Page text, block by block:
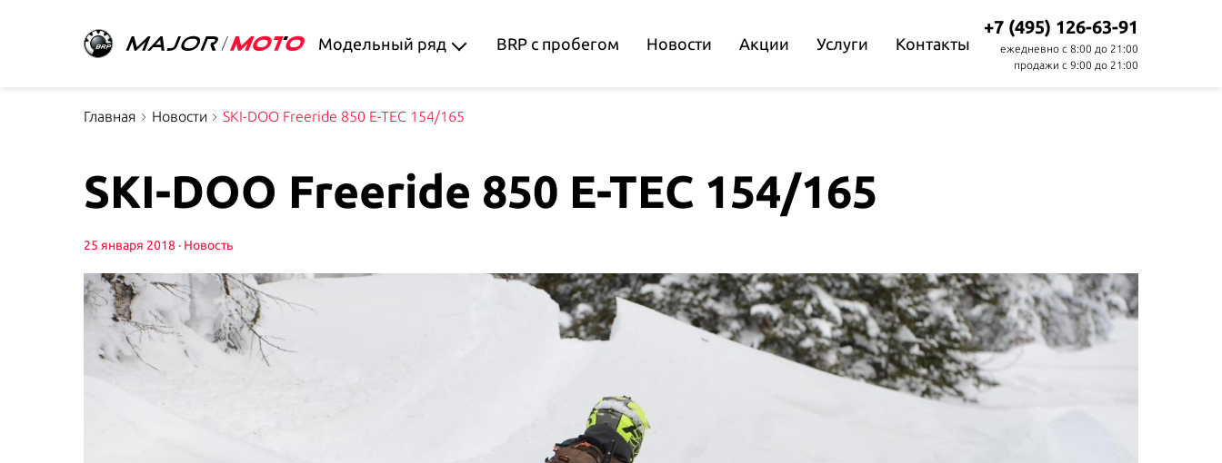
Модельный ряд BRP с пробегом Новости Акции Услуги Контакты
+7 (495) 126-63-91
ежедневно с 8:00 до 21:00
продажи с 9:00 до 21:00
Главная Новости SKI-DOO Freeride 850 E-TEC 154/165
SKI-DOO Freeride 850 E-TEC 154/165
25 января 2018